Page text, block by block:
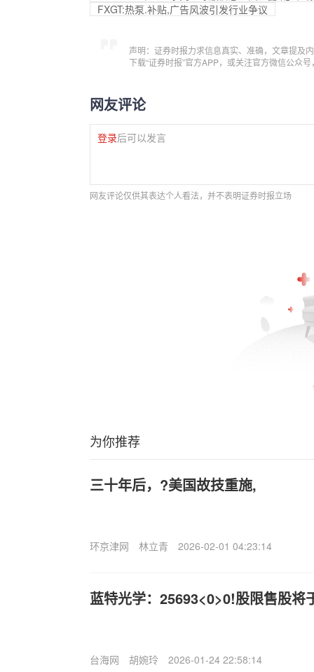
FXGT:热泵.补贴,广告风波引发行业争议
声明：证券时报力求信息真实、准确，文章提及
下载“证券时报”官方APP，或关注官方微信公众
网友评论
登录后可以发言
网友评论仅供其表达个人看法，并不表明证券时报立场
为你推荐
三十年后，?美国故技重施,
环京津网 林立青 2026-02-01 04:23:14
蓝特光学：25693<0>0!股限售股将
台海网 胡婉玲 2026-01-24 22:58:14